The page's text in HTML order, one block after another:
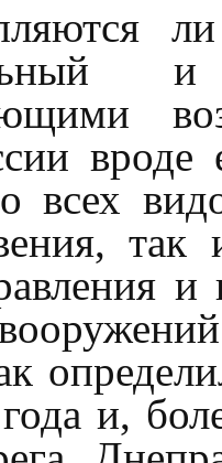
всех
и
и,